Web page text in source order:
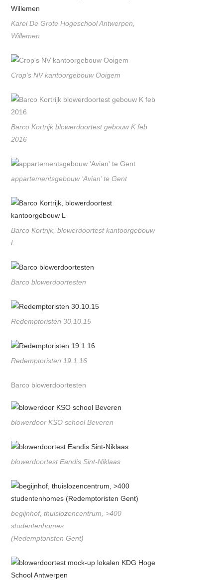
Karel De Grote Hogeschool Antwerpen,
Willemen
Crop’s NV kantoorgebouw Ooigem
Barco Kortrijk blowerdoortest gebouw K feb
2016
appartementsgebouw ‘Avian’ te Gent
Barco Kortrijk, blowerdoortest kantoorgebouw
L
Barco blowerdoortesten
Redemptoristen 30.10.15
Redemptoristen 19.1.16
Barco blowerdoortesten
blowerdoor KSO school Beveren
blowerdoortest Eandis Sint-Niklaas
begijnhof, thuislozencentrum, >400
studentenhomes
(Redemptoristen Gent)